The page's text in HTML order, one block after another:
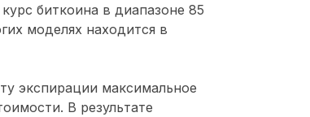
курс биткоина в диапазоне 85
моделях находится в
экспирации максимальное
В результате